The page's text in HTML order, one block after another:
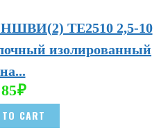
TE2510 2,5-10
изолированный
на...
₽
CART